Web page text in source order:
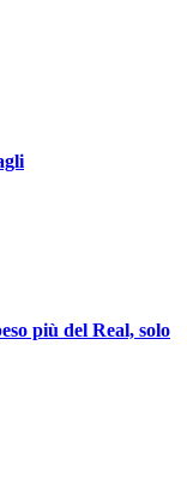
più del Real, solo